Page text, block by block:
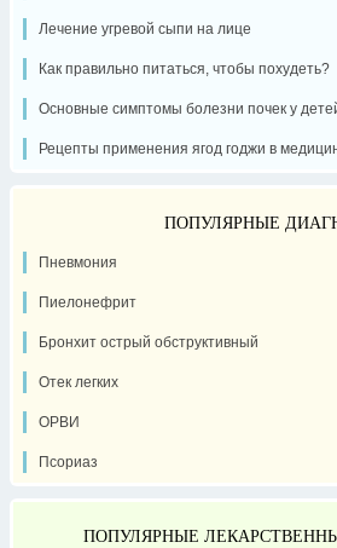
Лечение угревой сыпи на лице
Как правильно питаться, чтобы похудеть?
Основные симптомы болезни почек у
Рецепты применения ягод годжи в
ПОПУЛЯРНЫЕ
Пневмония
Пиелонефрит
Бронхит острый обструктивный
Отек легких
ОРВИ
Псориаз
ПОПУЛЯРНЫЕ